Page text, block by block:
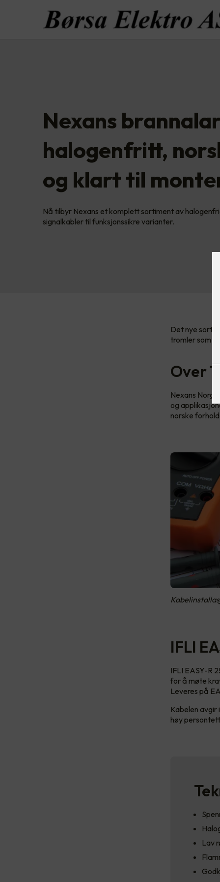
Nexans
halogenfritt,
og klart til
Nå tilbyr Nexans et komplett sortiment av
signalkabler til funksjonssikre varianter.
Det nye
tromler som
Over
Nexans
og
norske
IFLI
IFLI EASY-R
for å møte
Leveres på
Kabelen
høy
Lav